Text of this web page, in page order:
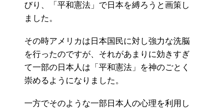
びり、「平和憲法」で日本を縛ろうと画策し
ました。
その時アメリカは日本国民に対し強力な洗脳
を行ったのですが、それがあまりに効きすぎ
て一部の日本人は「平和憲法」を神のごとく
崇めるようになりました。
一方でそのような一部日本人の心理を利用し